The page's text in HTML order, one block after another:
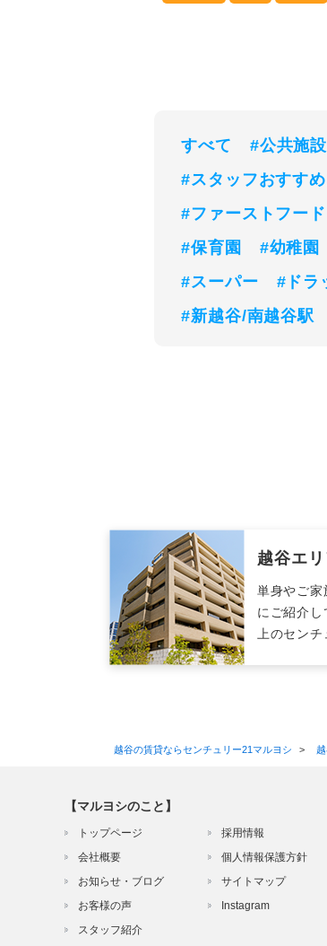
すべて #公共施設
#スタッフおすす
#ファーストフード
#保育園
#幼稚園
#スーパー
#ドラ
#新越谷/南越谷駅
越谷エ
単身やご家
にご紹介し
上のセン
越谷の賃貸ならセンチュリー21マルヨシ >
【マルヨシのこと】
トップページ
会社概要
お知らせ・ブログ
お客様の声
スタッフ紹介
採用情報
個人情報保護方針
サイトマップ
Instagram